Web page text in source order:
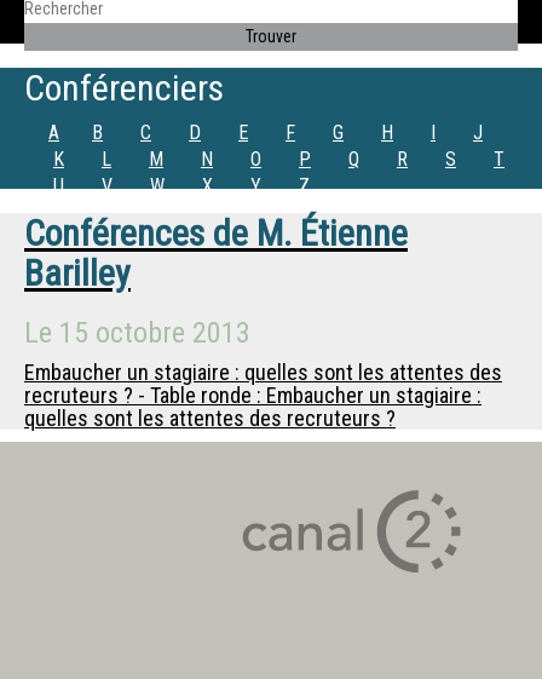
Conférenciers
A B C D E F G H I
J
K
L M N O P Q R S
T
U
V W X Y Z
Conférences de M. Étienne
Barilley
Le 15 octobre 2013
Embaucher un stagiaire : quelles sont les attentes des
recruteurs ? - Table ronde : Embaucher un stagiaire :
quelles sont les attentes des recruteurs ?